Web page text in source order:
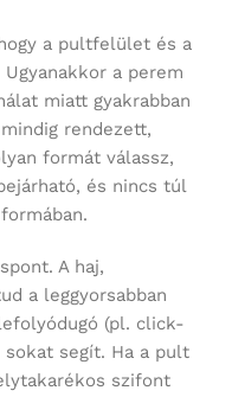
a pultfelület és a
a perem
miatt gyakrabban
rendezett,
formát válassz,
és nincs túl
A haj,
a leggyorsabban
(pl. click-
segít. Ha a pult
szifont